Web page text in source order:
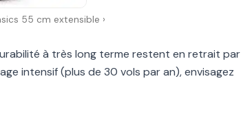
55 cm extensible ›
à très long terme restent en retrait par
intensif (plus de 30 vols par an), envisagez